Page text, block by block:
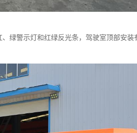
绿警示灯和红绿反光条，驾驶室顶部安装